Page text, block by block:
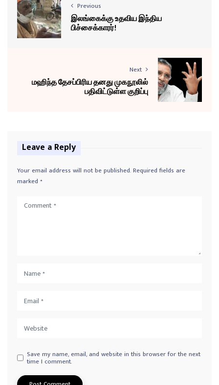
Previous
இலங்கைக்கு உதவிய இந்திய
பிச்சைக்காரர்!
Next
மஹிந்த தேசப்பிரிய தனது முகநூலில்
பதிவிட்டுள்ள குறிப்பு
Leave a Reply
Your email address will not be published.Required fields are
marked *
Save my name, email, and website in this browser for the next
time I comment.